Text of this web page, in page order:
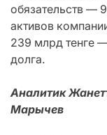
обязательств —
активов
239 млрд тенге
долга.
Аналитик
Марычев